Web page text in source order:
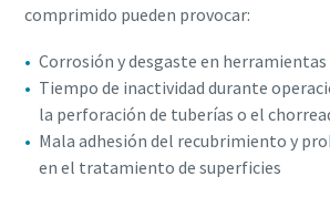
comprimido pueden provocar:
Corrosión y desgaste en
Tiempo de inactividad durante
la perforación de tuberías o el
Mala adhesión del recubrimiento y
en el tratamiento de superficies